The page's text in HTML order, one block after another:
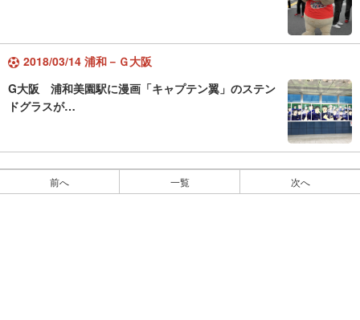
2018/03/14 浦和－Ｇ大阪
G大阪 浦和美園駅に漫画「キャプテン翼」のステン
ドグラスが…
前へ 一覧 次へ